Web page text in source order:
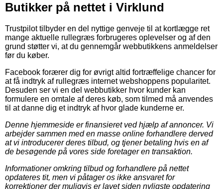
Butikker på nettet i Virklund
Trustpilot tilbyder en del nyttige genveje til at kortlægge ret
mange aktuelle rullegræs forbrugeres oplevelser og af den
grund støtter vi, at du gennemgår webbutikkens anmeldelser
før du køber.
Facebook forærer dig for øvrigt altid fortræffelige chancer for
at få indtryk af rullegræs internet webshoppens popularitet.
Desuden ser vi en del webbutikker hvor kunder kan
formulere en omtale af deres køb, som tilmed må anvendes
til at danne dig et indtryk af hvor glade kunderne er.
Denne hjemmeside er finansieret ved hjælp af annoncer. Vi
arbejder sammen med en masse online forhandlere derved
at vi introducerer deres tilbud, og tjener betaling hvis en af
de besøgende på vores side foretager en transaktion.
Informationer omkring tilbud og forhandlere på nettet
opdateres tit, men vi påtager os ikke ansvaret for
korrektioner der muligvis er lavet siden nyligste opdatering